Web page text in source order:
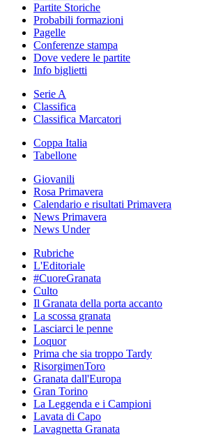
Partite Storiche
Probabili formazioni
Pagelle
Conferenze stampa
Dove vedere le partite
Info biglietti
Serie A
Classifica
Classifica Marcatori
Coppa Italia
Tabellone
Giovanili
Rosa Primavera
Calendario e risultati Primavera
News Primavera
News Under
Rubriche
L'Editoriale
#CuoreGranata
Culto
Il Granata della porta accanto
La scossa granata
Lasciarci le penne
Loquor
Prima che sia troppo Tardy
RisorgimenToro
Granata dall'Europa
Gran Torino
La Leggenda e i Campioni
Lavata di Capo
Lavagnetta Granata